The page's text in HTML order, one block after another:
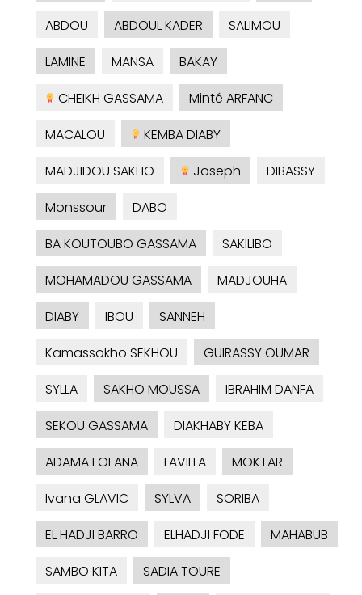
ABDOU
ABDOUL KADER
SALIMOU
LAMINE
MANSA
BAKAY
CHEIKH GASSAMA
Minté ARFANC
MACALOU
KEMBA DIABY
MADJIDOU SAKHO
Joseph
DIBASSY
Monssour
DABO
BA KOUTOUBO GASSAMA
SAKILIBO
MOHAMADOU GASSAMA
MADJOUHA
DIABY
IBOU
SANNEH
Kamassokho SEKHOU
GUIRASSY OUMAR
SYLLA
SAKHO MOUSSA
IBRAHIM DANFA
SEKOU GASSAMA
DIAKHABY KEBA
ADAMA FOFANA
LAVILLA
MOKTAR
Ivana GLAVIC
SYLVA
SORIBA
EL HADJI BARRO
ELHADJI FODE
MAHABUB
SAMBO KITA
SADIA TOURE